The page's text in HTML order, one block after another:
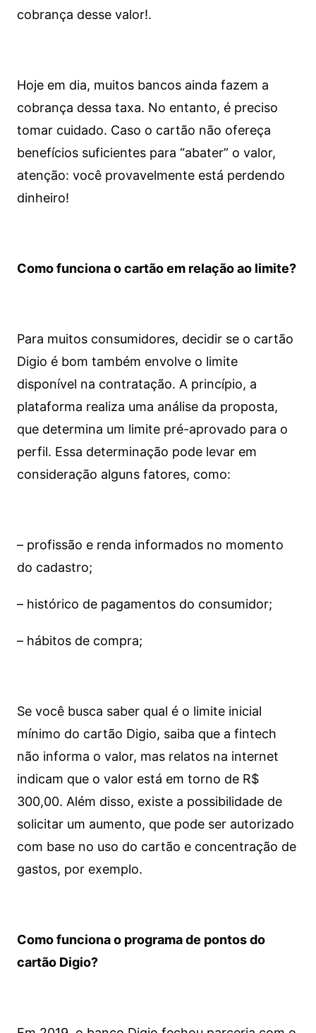
cobrança desse valor!.
Hoje em dia, muitos bancos ainda fazem a
cobrança dessa taxa. No entanto, é preciso
tomar cuidado. Caso o cartão não ofereça
benefícios suficientes para “abater” o valor,
atenção: você provavelmente está perdendo
dinheiro!
Como funciona o cartão em relação ao limite?
Para muitos consumidores, decidir se o cartão
Digio é bom também envolve o limite
disponível na contratação. A princípio, a
plataforma realiza uma análise da proposta,
que determina um limite pré-aprovado para o
perfil. Essa determinação pode levar em
consideração alguns fatores, como:
– profissão e renda informados no momento
do cadastro;
– histórico de pagamentos do consumidor;
– hábitos de compra;
Se você busca saber qual é o limite inicial
mínimo do cartão Digio, saiba que a fintech
não informa o valor, mas relatos na internet
indicam que o valor está em torno de R$
300,00. Além disso, existe a possibilidade de
solicitar um aumento, que pode ser autorizado
com base no uso do cartão e concentração de
gastos, por exemplo.
Como funciona o programa de pontos do
cartão Digio?